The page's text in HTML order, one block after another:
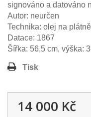
signováno a datováno
Autor: neurčen
Technika: olej na plátně
Datace: 1867
Šířka: 56,5 cm, výška:
Tisk
14 000 Kč